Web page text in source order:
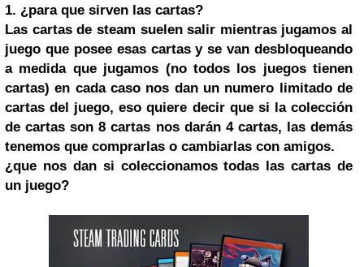
1. ¿para que sirven las cartas?
Las cartas de steam suelen salir mientras jugamos al
juego que posee esas cartas y se van desbloqueando
a medida que jugamos (no todos los juegos tienen
cartas) en cada caso nos dan un numero limitado de
cartas del juego, eso quiere decir que si la colección
de cartas son 8 cartas nos darán 4 cartas, las demás
tenemos que comprarlas o cambiarlas con amigos.
¿que nos dan si coleccionamos todas las cartas de
un juego?